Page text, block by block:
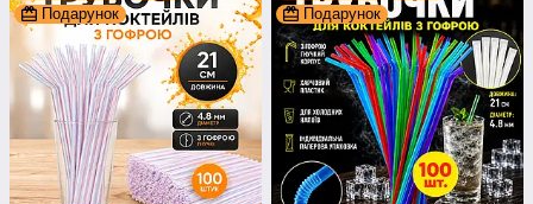
Подарунок
Подарунок